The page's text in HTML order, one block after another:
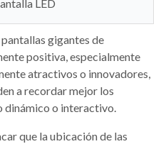
LED
gigantes de
positiva, especialmente
atractivos o innovadores,
a recordar mejor los
dinámico o interactivo.
que la ubicación de las